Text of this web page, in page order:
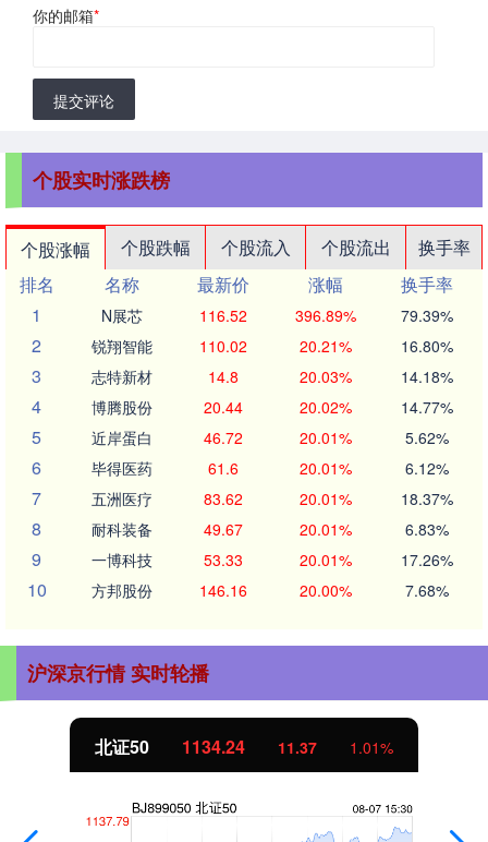
你的邮箱*
提交评论
个股实时涨跌榜
个股涨幅 个股跌幅 个股流入 个股流出
换手率
排名
名称 最新价 涨幅
换手率
1
N展芯 116.52 396.89% 79.39%
2 锐翔智能 110.02 20.21% 16.80%
3 志特新材 14.8 20.03% 14.18%
4 博腾股份 20.44 20.02% 14.77%
5 近岸蛋白 46.72 20.01% 5.62%
6 毕得医药 61.6 20.01% 6.12%
7 五洲医疗 83.62 20.01% 18.37%
8 耐科装备 49.67 20.01% 6.83%
9 一博科技 53.33 20.01% 17.26%
10 方邦股份 146.16 20.00% 7.68%
沪深京行情 实时轮播
创业板指 3563.12 47.56 1.35%